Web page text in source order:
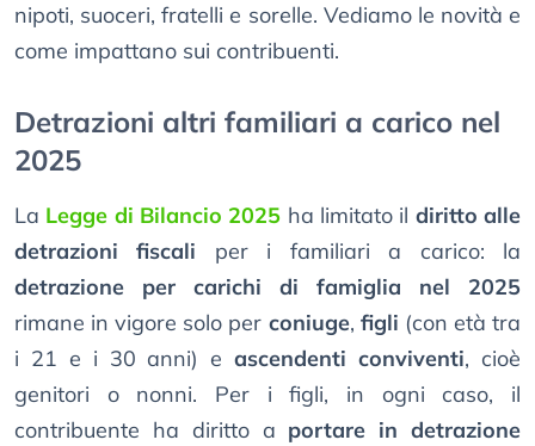
nipoti, suoceri, fratelli e sorelle. Vediamo le novità e
come impattano sui contribuenti.
Detrazioni altri familiari a carico nel
2025
La Legge di Bilancio 2025 ha limitato il diritto alle
detrazioni fiscali per i familiari a carico: la
detrazione per carichi di famiglia nel 2025
rimane in vigore solo per coniuge, figli (con età tra
i 21 e i 30 anni) eascendenti conviventi, cioè
genitori o nonni. Per i figli, in ogni caso, il
contribuente ha diritto a portare in detrazione